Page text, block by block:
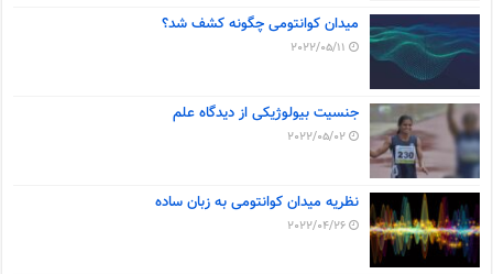
میدان کوانتومی چگونه کشف شد؟
2022/05/11
جنسیت بیولوژیکی از دیدگاه علم
2022/05/02
نظریه میدان کوانتومی به زبان ساده
2022/04/26